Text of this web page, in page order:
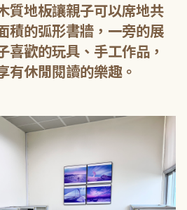
質地板讓親子可以席地共
積的弧形書牆，一旁的展
喜歡的玩具、手工作品，
有休閒閱讀的樂趣。